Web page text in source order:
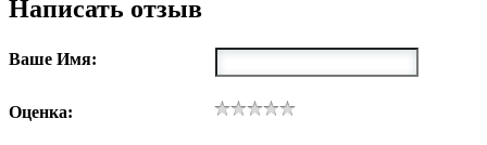
Написать отзыв
Ваше Имя:
Оценка: